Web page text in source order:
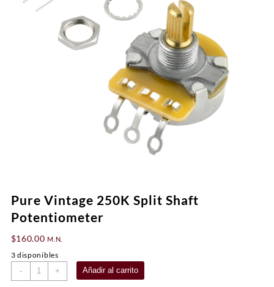
Pure Vintage 250K Split Shaft
Potentiometer
$160.00 M.N.
3 disponibles
-
Pure
Vintage
+ Añadir al carrito